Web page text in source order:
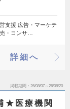
支援 広告・マーケテ
・コンサ…
詳細へ
掲載期間 26/08/07～26/08/20
★医療機関